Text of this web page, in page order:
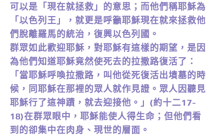
可以是「現在就拯救」的意思；而他們稱耶穌為
「以色列王」，就更是呼籲耶穌現在就來拯救他
們脫離羅馬的統治，復興以色列國。
群眾如此歡迎耶穌，對耶穌有這樣的期望，是因
為他們知道耶穌竟然使死去的拉撒路復活了：
「當耶穌呼喚拉撒路，叫他從死復活出墳墓的時
候，同耶穌在那裡的眾人就作見證。眾人因聽見
耶穌行了這神蹟，就去迎接他。」(約十二17-
18)在群眾眼中，耶穌能使人得生命；但他們看
到的卻集中在肉身、現世的層面。